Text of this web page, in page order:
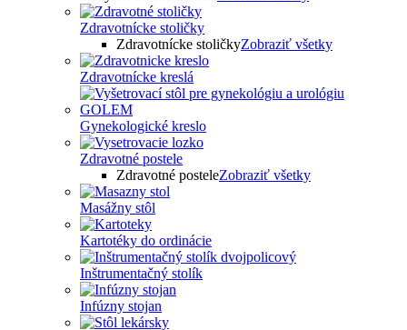
Zdravotnícke stoličky
Zdravotnícke stoličkyZobraziť všetky
Zdravotnícke kreslá
Gynekologické kreslo
Zdravotné postele
Zdravotné posteleZobraziť všetky
Masážny stôl
Kartotéky do ordinácie
Inštrumentačný stolík
Infúzny stojan